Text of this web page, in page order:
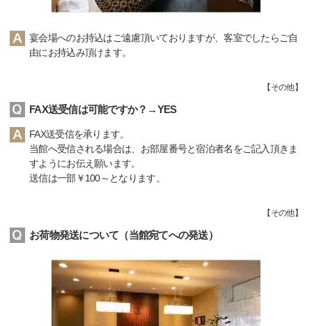
宴会場へのお持込はご遠慮頂いておりますが、客室でしたらご自
由にお持込み頂けます。
【 その他】
FAX送受信は可能ですか？→YES
FAX送受信を承ります。
当館へ受信される場合は、お部屋番号と宿泊者名をご記入頂きま
すようにお伝え願います。
送信は一部￥100～となります。
【 その他】
お荷物発送について（当館宛てへの発送）